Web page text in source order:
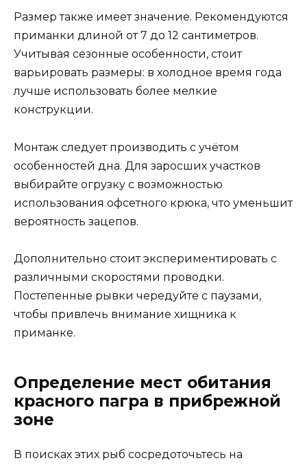
Размер также имеет значение. Рекомендуются
приманки длиной от 7 до 12 сантиметров.
Учитывая сезонные особенности, стоит
варьировать размеры: в холодное время года
лучше использовать более мелкие
конструкции.
Монтаж следует производить с учётом
особенностей дна. Для заросших участков
выбирайте огрузку с возможностью
использования офсетного крюка, что уменьшит
вероятность зацепов.
Дополнительно стоит экспериментировать с
различными скоростями проводки.
Постепенные рывки чередуйте с паузами,
чтобы привлечь внимание хищника к
приманке.
Определение мест обитания
красного пагра в прибрежной
зоне
В поисках этих рыб сосредоточьтесь на